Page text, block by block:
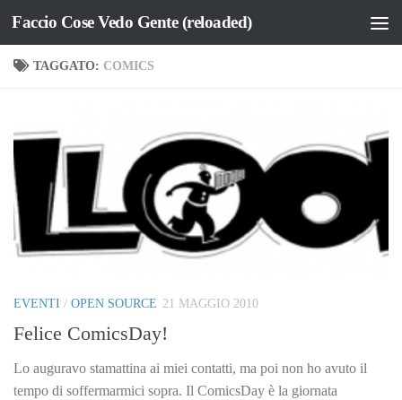
Salta al contenuto
Faccio Cose Vedo Gente (reloaded)
TAGGATO: COMICS
EVENTI / OPEN SOURCE 21 MAGGIO 2010
Felice ComicsDay!
Lo auguravo stamattina ai miei contatti, ma poi non ho avuto il
tempo di soffermarmici sopra. Il ComicsDay è la giornata